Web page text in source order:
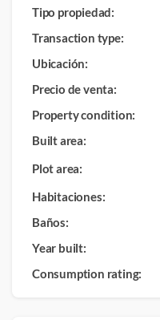
Tipo propiedad:
Transaction type:
Ubicación:
Precio de venta:
Property condition:
Built area:
Plot area:
Habitaciones:
Baños:
Year built:
Consumption rating: